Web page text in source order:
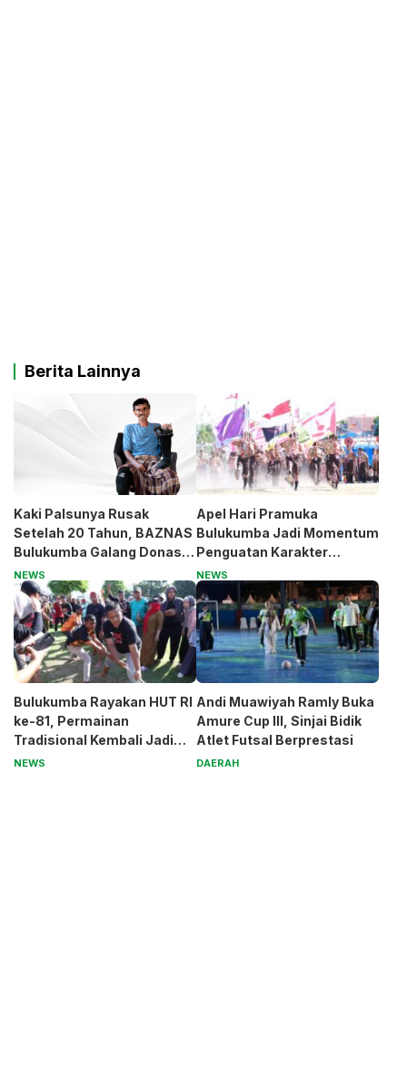
Berita Lainnya
Kaki Palsunya Rusak
Setelah 20 Tahun, BAZNAS
Bulukumba Galang Donasi
untuk Pak Pardi
NEWS
Apel Hari Pramuka
Bulukumba Jadi Momentum
Penguatan Karakter
Generasi Muda
NEWS
Bulukumba Rayakan HUT RI
ke-81, Permainan
Tradisional Kembali Jadi
Magnet
NEWS
Andi Muawiyah Ramly Buka
Amure Cup III, Sinjai Bidik
Atlet Futsal Berprestasi
DAERAH